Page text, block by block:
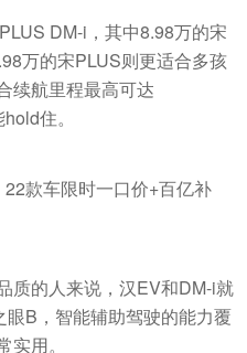
DM-i，其中8.98万的宋
万的宋PLUS则更适合多孩
续航里程最高可达
住。
质的人来说，汉EV和DM-i就
B，智能辅助驾驶的能力覆
用。